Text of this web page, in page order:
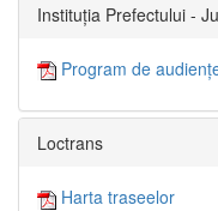
Instituția Prefectului -
Program de
Loctrans
Harta traseelor